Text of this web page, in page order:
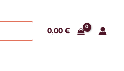
0,00 €